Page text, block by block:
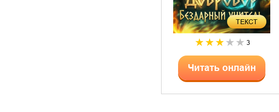
ТЕКСТ
3
Читать онлайн